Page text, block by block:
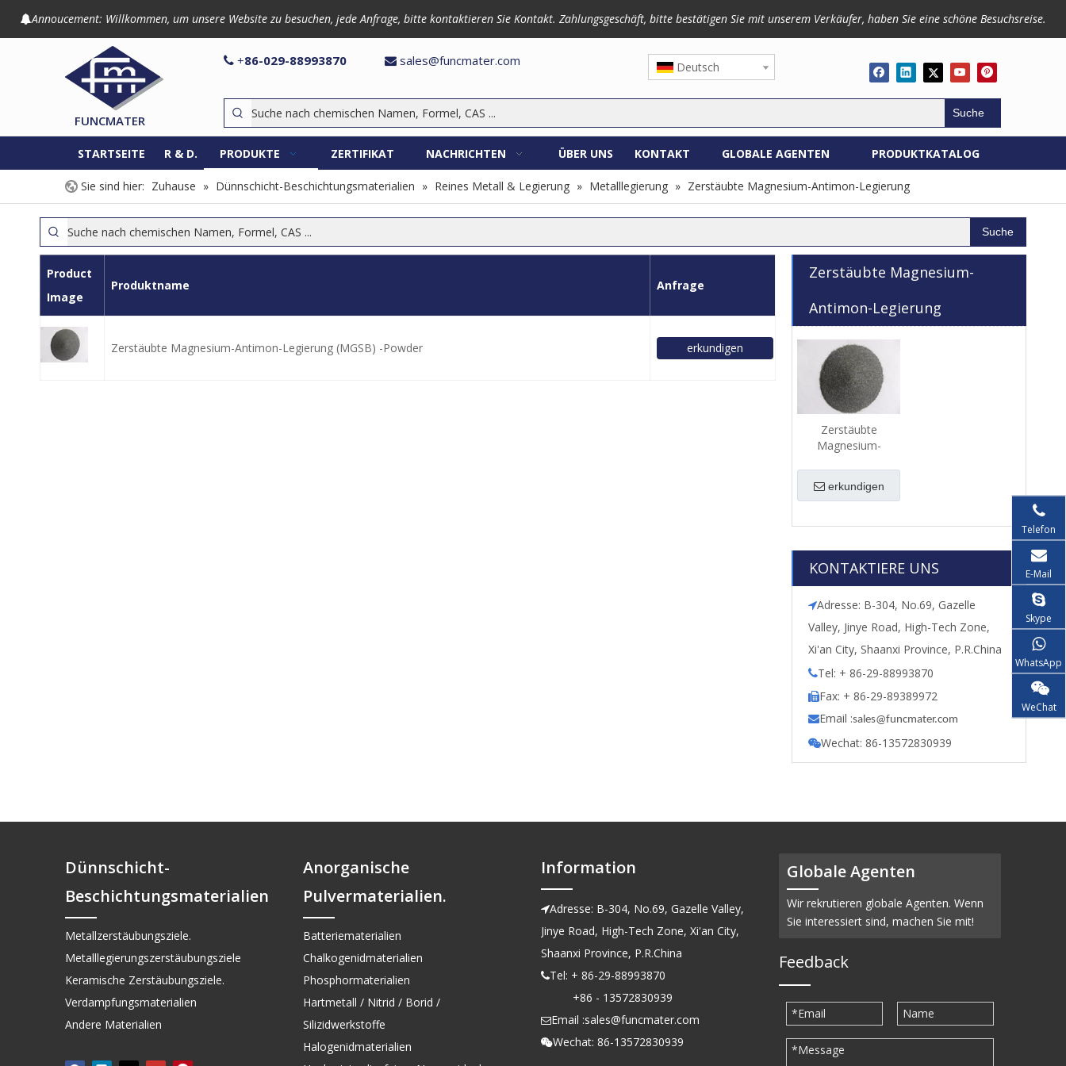
Annoucement: Willkommen, um unsere Website zu besuchen, jede Anfrage, bitte kontaktieren Sie Kontakt. Zahlungsgeschäft, bitte bestätigen Sie mit unserem Verkäufer, haben Sie eine schöne Besuchsreise.
FUNCMATER
 +86-029-88993870  sales@funcmater.com Deutsch
Suche
STARTSEITE R & D. PRODUKTE ZERTIFIKAT NACHRICHTEN ÜBER UNS KONTAKT GLOBALE AGENTEN PRODUKTKATALOG
Sie sind hier: Zuhause » Dünnschicht-Beschichtungsmaterialien » Reines Metall & Legierung » Metalllegierung » Zerstäubte Magnesium-Antimon-Legierung
Suche
Product
Image
Produktname Anfrage
Zerstäubte Magnesium-Antimon-Legierung (MGSB) -Powder erkundigen
Zerstäubte Magnesium-
Antimon-Legierung
Zerstäubte
Magnesium-
erkundigen
KONTAKTIERE UNS
Adresse: B-304, No.69, Gazelle
Valley, Jinye Road, High-Tech Zone,
Xi'an City, Shaanxi Province, P.R.China
Tel: + 86-29-88993870
Fax: + 86-29-89389972
Email :sales@funcmater.com
Wechat: 86-13572830939
Dünnschicht-
Beschichtungsmaterialien
Metallzerstäubungsziele.
Metalllegierungszerstäubungsziele
Keramische Zerstäubungsziele.
Verdampfungsmaterialien
Andere Materialien
Telefon
E-Mail
Skype
WhatsApp
WeChat
Anorganische
Pulvermaterialien.
Batteriematerialien
Chalkogenidmaterialien
Phosphormaterialien
Hartmetall / Nitrid / Borid /
Silizidwerkstoffe
Halogenidmaterialien
Information
Adresse: B-304, No.69, Gazelle Valley,
Jinye Road, High-Tech Zone, Xi'an City,
Shaanxi Province, P.R.China
Tel: + 86-29-88993870
+86 - 13572830939
Email :sales@funcmater.com
Wechat: 86-13572830939
Globale Agenten
Wir rekrutieren globale Agenten. Wenn
Sie interessiert sind, machen Sie mit!
Feedback